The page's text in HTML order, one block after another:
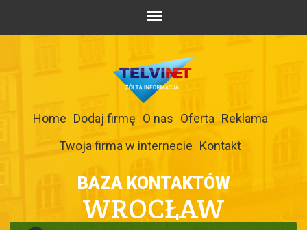
Home Dodaj firmę O nas Oferta Reklama
Twoja firma w internecie Kontakt
BAZA KONTAKTÓW
WROCŁAW